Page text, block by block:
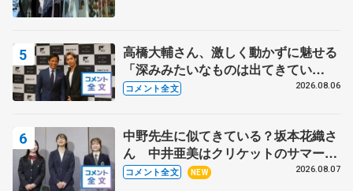
高橋大輔さん、激しく動かずに魅せる
「深みみたいなものは出てきてい
る？」 〝兄さん〟と慕うレジェンド
コメント全文 2026.08.06
中野先生に似てきている？坂本花織さ
ん 中井亜美はクリケットのサマーキ
ャンプに 島田麻央はたくさん試合に
コメント全文 NEW 2026.08.07